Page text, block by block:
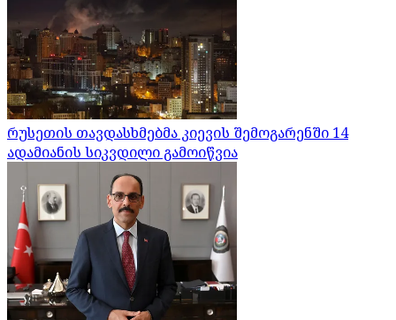
რუსეთის თავდასხმებმა კიევის შემოგარენში 14
ადამიანის სიკვდილი გამოიწვია